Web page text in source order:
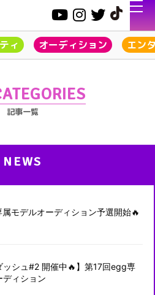
ィ オーディション エン
記事一覧
NEWS
モデルオーディション予選開始🔥
ッシュ#2 開催中🔥】第17回egg専
ディション